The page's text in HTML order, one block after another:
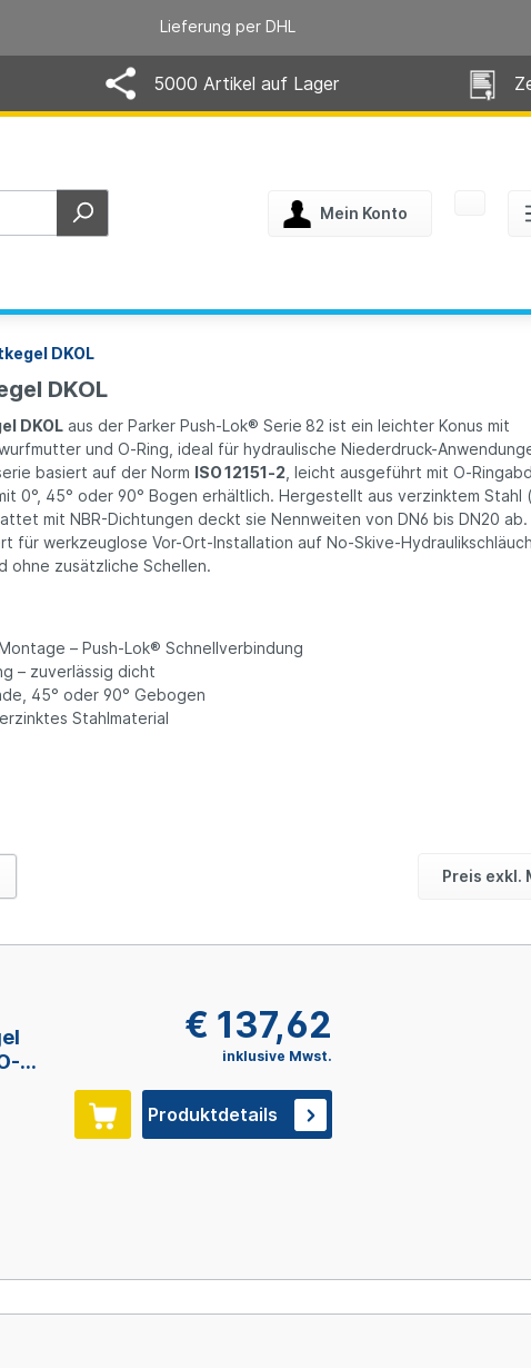
Lieferung per DHL
5000 Artikel auf Lager
Mein Konto
DKOL
DKOL
DKOL aus der Parker Push‑Lok® Serie 82 ist ein leichter Konus mit
und O‑Ring, ideal für hydraulische Niederdruck-
basiert auf der Norm ISO 12151‑2 , leicht ausgeführt mit
0°, 45° oder 90° Bogen erhältlich. Hergestellt aus verzinktem Stahl
mit NBR-Dichtungen deckt sie Nennweiten von DN6 bis DN20 ab.
für werkzeuglose Vor-Ort-Installation auf No-Skive-
ohne zusätzliche Schellen.
– Push‑Lok® Schnellverbindung
– zuverlässig dicht
45° oder 90° Gebogen
Stahlmaterial
Preis exkl.
€ 137,62
inklusive Mwst.
Produktdetails